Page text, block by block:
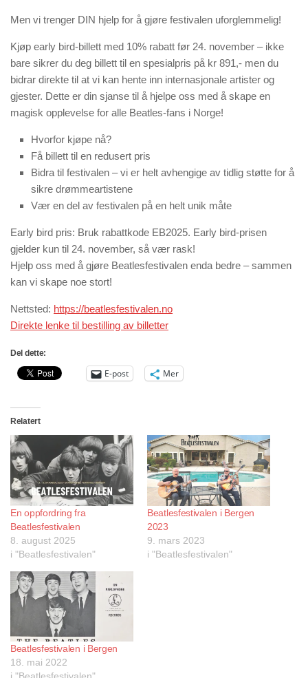
Men vi trenger DIN hjelp for å gjøre festivalen uforglemmelig!
Kjøp early bird-billett med 10% rabatt før 24. november – ikke
bare sikrer du deg billett til en spesialpris på kr 891,- men du
bidrar direkte til at vi kan hente inn internasjonale artister og
gjester. Dette er din sjanse til å hjelpe oss med å skape en
magisk opplevelse for alle Beatles-fans i Norge!
Hvorfor kjøpe nå?
Få billett til en redusert pris
Bidra til festivalen – vi er helt avhengige av tidlig støtte for å
sikre drømmeartistene
Vær en del av festivalen på en helt unik måte
Early bird pris: Bruk rabattkode EB2025. Early bird-prisen
gjelder kun til 24. november, så vær rask!
Hjelp oss med å gjøre Beatlesfestivalen enda bedre – sammen
kan vi skape noe stort!
Nettsted: https://beatlesfestivalen.no
Direkte lenke til bestilling av billetter
Del dette:
E-post Mer
Relatert
En oppfordring fra
Beatlesfestivalen
8. august 2025
i "Beatlesfestivalen"
Beatlesfestivalen i Bergen
2023
9. mars 2023
i "Beatlesfestivalen"
Beatlesfestivalen i Bergen
18. mai 2022